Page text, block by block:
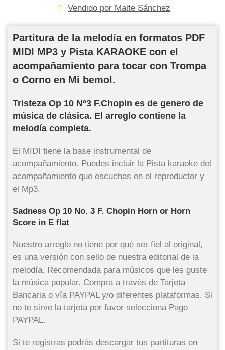
Vendido por Maite Sánchez
Partitura de la melodía en formatos PDF
MIDI MP3 y Pista KARAOKE con el
acompañamiento para tocar con Trompa
o Corno en Mi bemol.
Tristeza Op 10 Nº3 F.Chopin es de genero de
música de clásica. El arreglo contiene la
melodía completa.
El MIDI tiene la base instrumental de
acompañamiento. Puedes incluir la Pista karaoke del
acompañamiento que escuchas en el reproductor y
el Mp3.
Sadness Op 10 No. 3 F. Chopin Horn or Horn
Score in E flat
Nuestro arreglo no tiene por qué ser fiel al original,
es una versión con sello de nuestra editorial de la
melodía. Recomendada para músicos que les guste
la música popular. Compra a través de Tarjeta
Bancaria o vía PAYPAL y/o diferentes plataformas. Si
no te sirve la tarjeta por favor selecciona Pago
PAYPAL.
Si te registras podrás descargar tus partituras en